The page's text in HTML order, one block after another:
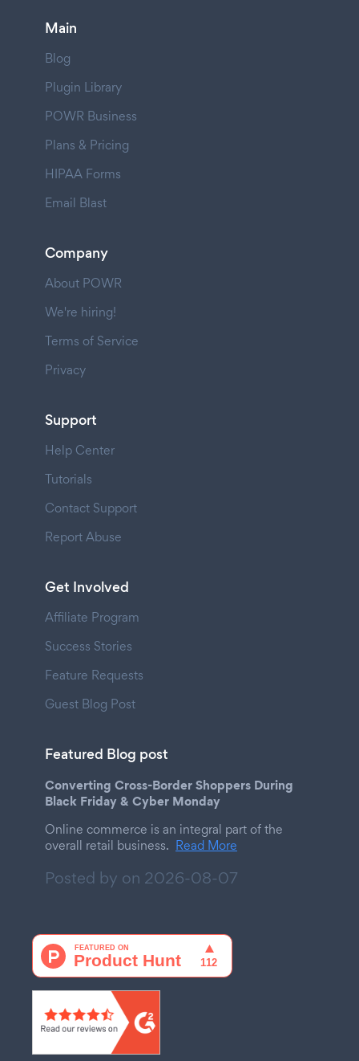
Main
Blog
Plugin Library
POWR Business
Plans & Pricing
HIPAA Forms
Email Blast
Company
About POWR
We're hiring!
Terms of Service
Privacy
Support
Help Center
Tutorials
Contact Support
Report Abuse
Get Involved
Affiliate Program
Success Stories
Feature Requests
Guest Blog Post
Featured Blog post
Converting Cross-Border Shoppers During
Black Friday & Cyber Monday
Online commerce is an integral part of the
overall retail business. Read More
Posted by on 2026-08-07